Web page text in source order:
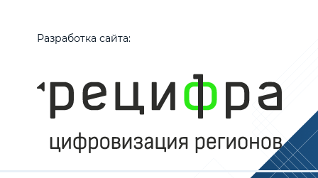
Разработка сайта: